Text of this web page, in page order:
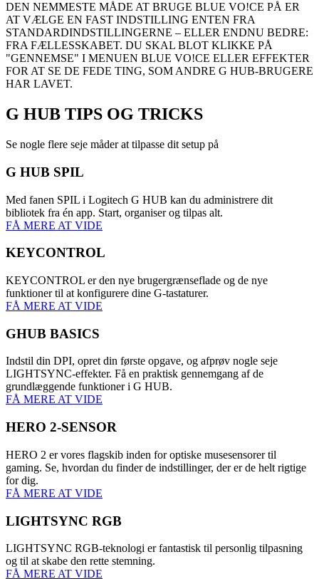
DEN NEMMESTE MÅDE AT BRUGE BLUE VO!CE PÅ ER
AT VÆLGE EN FAST INDSTILLING ENTEN FRA
STANDARDINDSTILLINGERNE – ELLER ENDNU BEDRE:
FRA FÆLLESSKABET. DU SKAL BLOT KLIKKE PÅ
"GENNEMSE" I MENUEN BLUE VO!CE ELLER EFFEKTER
FOR AT SE DE FEDE TING, SOM ANDRE G HUB-BRUGERE
HAR LAVET.
G HUB TIPS OG TRICKS
Se nogle flere seje måder at tilpasse dit setup på
G HUB SPIL
Med fanen SPIL i Logitech G HUB kan du administrere dit
bibliotek fra én app. Start, organiser og tilpas alt.
FÅ MERE AT VIDE
KEYCONTROL
KEYCONTROL er den nye brugergrænseflade og de nye
funktioner til at konfigurere dine G-tastaturer.
FÅ MERE AT VIDE
GHUB BASICS
Indstil din DPI, opret din første opgave, og afprøv nogle seje
LIGHTSYNC-effekter. Få en praktisk gennemgang af de
grundlæggende funktioner i G HUB.
FÅ MERE AT VIDE
HERO 2-SENSOR
HERO 2 er vores flagskib inden for optiske musesensorer til
gaming. Se, hvordan du finder de indstillinger, der er de helt rigtige
for dig.
FÅ MERE AT VIDE
LIGHTSYNC RGB
LIGHTSYNC RGB-teknologi er fantastisk til personlig tilpasning
og til at skabe den rette stemning.
FÅ MERE AT VIDE